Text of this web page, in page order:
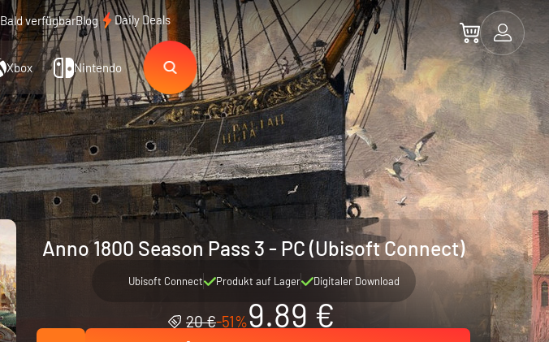
Bald verfügbarBlog Daily Deals
Xbox Nintendo
Anno 1800 Season Pass 3 - PC (Ubisoft Connect)
Ubisoft Connect Produkt auf Lager Digitaler Download
20 €-51%9.89 €